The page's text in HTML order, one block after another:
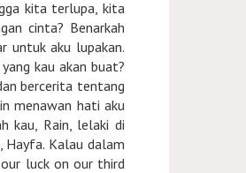
kita terlupa, kita
cinta? Benarkah
untuk aku lupakan.
kau akan buat?
bercerita tentang
menawan hati aku
kau, Rain, lelaki di
Hayfa. Kalau dalam
luck on our third